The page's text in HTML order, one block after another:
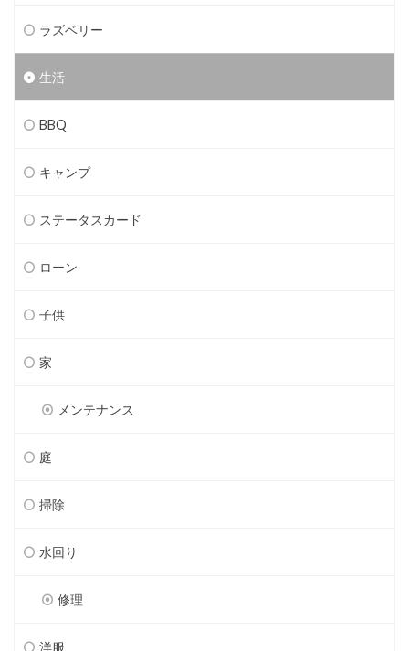
ラズベリー
生活
BBQ
キャンプ
ステータスカード
ローン
子供
家
メンテナンス
庭
掃除
水回り
修理
洋服